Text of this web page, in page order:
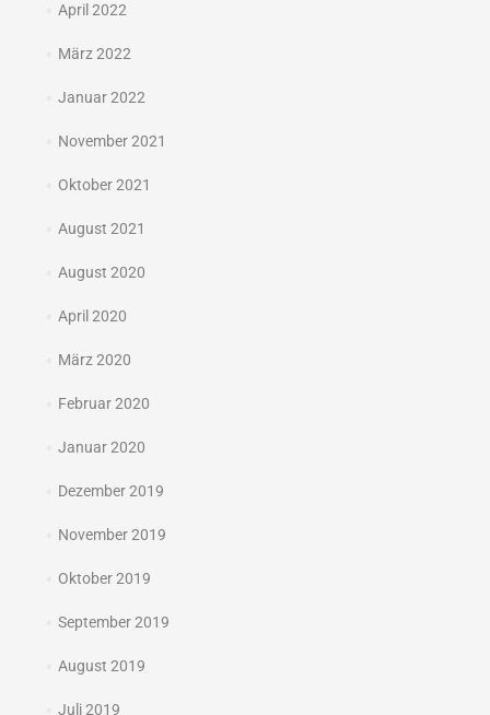
April 2022
März 2022
Januar 2022
November 2021
Oktober 2021
August 2021
August 2020
April 2020
März 2020
Februar 2020
Januar 2020
Dezember 2019
November 2019
Oktober 2019
September 2019
August 2019
Juli 2019